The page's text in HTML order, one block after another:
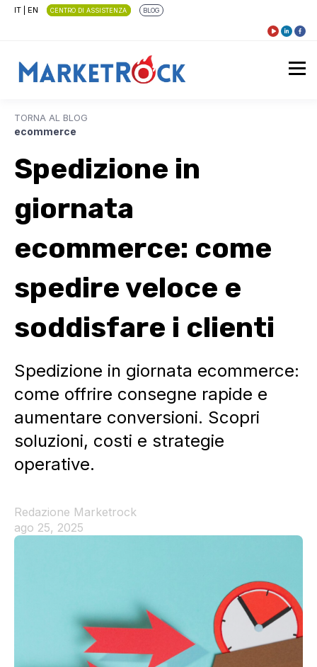
IT EN CENTRO DI ASSISTENZA BLOG
TORNA AL BLOG
ecommerce
Spedizione in
giornata
ecommerce: come
spedire veloce e
soddisfare i clienti
Spedizione in giornata ecommerce:
come offrire consegne rapide e
aumentare conversioni. Scopri
soluzioni, costi e strategie
operative.
Redazione Marketrock
ago 25, 2025